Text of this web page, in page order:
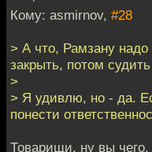
Кому: asmirnov, #28
> А что, Рамзану
закрыть, потом судить
>
> Я удивлю, но - да.
понести
Товарищи, ну вы